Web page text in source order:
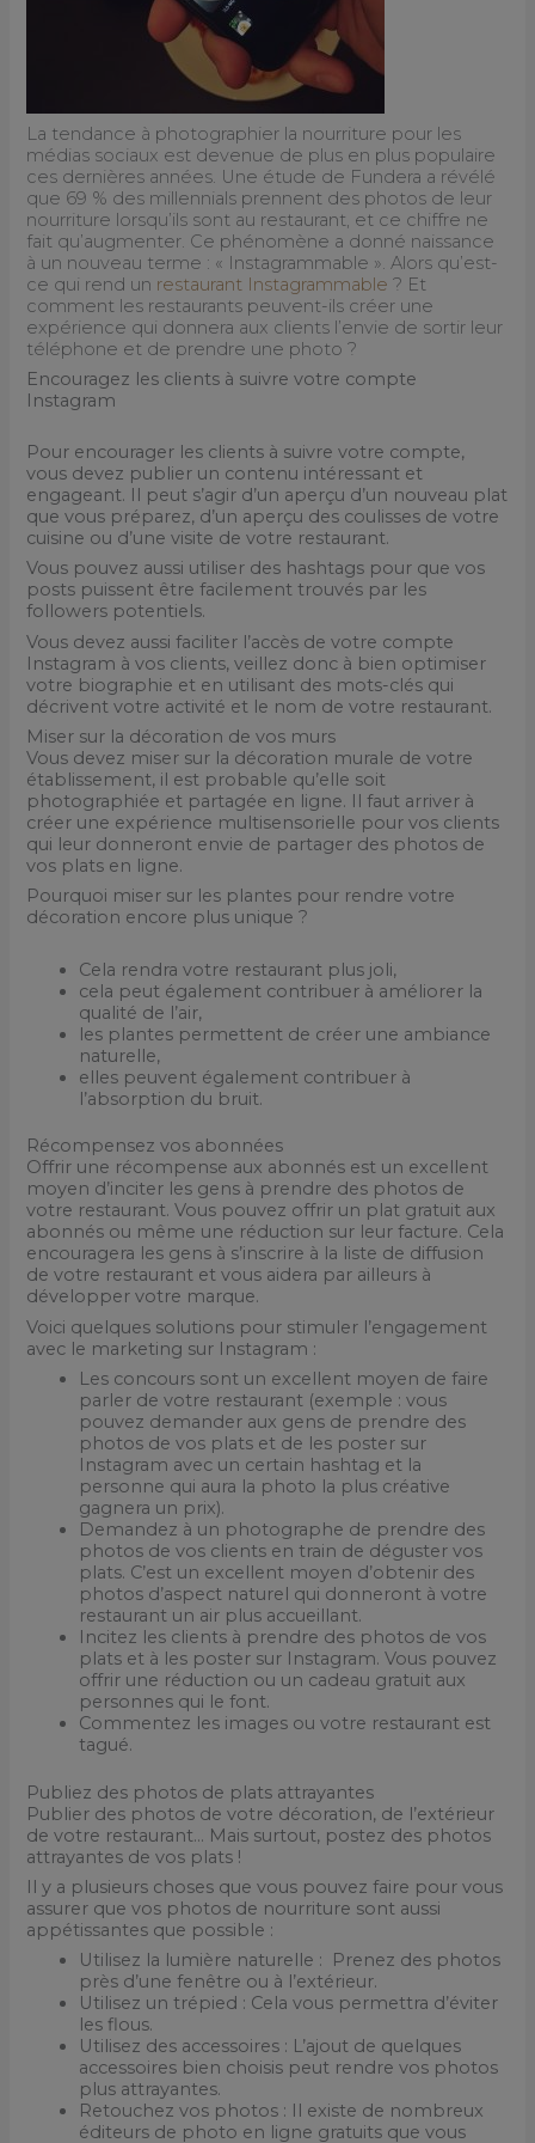
La tendance à photographier la nourriture pour les
médias sociaux est devenue de plus en plus populaire
ces dernières années. Une étude de Fundera a révélé
que 69 % des millennials prennent des photos de leur
nourriture lorsqu’ils sont au restaurant, et ce chiffre ne
fait qu’augmenter. Ce phénomène a donné naissance
à un nouveau terme : « Instagrammable ». Alors qu’est-
ce qui rend un restaurant Instagrammable ? Et
comment les restaurants peuvent-ils créer une
expérience qui donnera aux clients l’envie de sortir leur
téléphone et de prendre une photo ?
Encouragez les clients à suivre votre compte
Instagram
Pour encourager les clients à suivre votre compte,
vous devez publier un contenu intéressant et
engageant. Il peut s’agir d’un aperçu d’un nouveau plat
que vous préparez, d’un aperçu des coulisses de votre
cuisine ou d’une visite de votre restaurant.
Vous pouvez aussi utiliser des hashtags pour que vos
posts puissent être facilement trouvés par les
followers potentiels.
Vous devez aussi faciliter l’accès de votre compte
Instagram à vos clients, veillez donc à bien optimiser
votre biographie et en utilisant des mots-clés qui
décrivent votre activité et le nom de votre restaurant.
Miser sur la décoration de vos murs
Vous devez miser sur la décoration murale de votre
établissement, il est probable qu’elle soit
photographiée et partagée en ligne. Il faut arriver à
créer une expérience multisensorielle pour vos clients
qui leur donneront envie de partager des photos de
vos plats en ligne.
Pourquoi miser sur les plantes pour rendre votre
décoration encore plus unique ?
Cela rendra votre restaurant plus joli,
cela peut également contribuer à améliorer la
qualité de l’air,
les plantes permettent de créer une ambiance
naturelle,
elles peuvent également contribuer à
l’absorption du bruit.
Récompensez vos abonnées
Offrir une récompense aux abonnés est un excellent
moyen d’inciter les gens à prendre des photos de
votre restaurant. Vous pouvez offrir un plat gratuit aux
abonnés ou même une réduction sur leur facture. Cela
encouragera les gens à s’inscrire à la liste de diffusion
de votre restaurant et vous aidera par ailleurs à
développer votre marque.
Voici quelques solutions pour stimuler l’engagement
avec le marketing sur Instagram :
Les concours sont un excellent moyen de faire
parler de votre restaurant (exemple : vous
pouvez demander aux gens de prendre des
photos de vos plats et de les poster sur
Instagram avec un certain hashtag et la
personne qui aura la photo la plus créative
gagnera un prix).
Demandez à un photographe de prendre des
photos de vos clients en train de déguster vos
plats. C’est un excellent moyen d’obtenir des
photos d’aspect naturel qui donneront à votre
restaurant un air plus accueillant.
Incitez les clients à prendre des photos de vos
plats et à les poster sur Instagram. Vous pouvez
offrir une réduction ou un cadeau gratuit aux
personnes qui le font.
Commentez les images ou votre restaurant est
tagué.
Publiez des photos de plats attrayantes
Publier des photos de votre décoration, de l’extérieur
de votre restaurant… Mais surtout, postez des photos
attrayantes de vos plats !
Il y a plusieurs choses que vous pouvez faire pour vous
assurer que vos photos de nourriture sont aussi
appétissantes que possible :
Utilisez la lumière naturelle : Prenez des photos
près d’une fenêtre ou à l’extérieur.
Utilisez un trépied : Cela vous permettra d’éviter
les flous.
Utilisez des accessoires : L’ajout de quelques
accessoires bien choisis peut rendre vos photos
plus attrayantes.
Retouchez vos photos : Il existe de nombreux
éditeurs de photo en ligne gratuits que vous